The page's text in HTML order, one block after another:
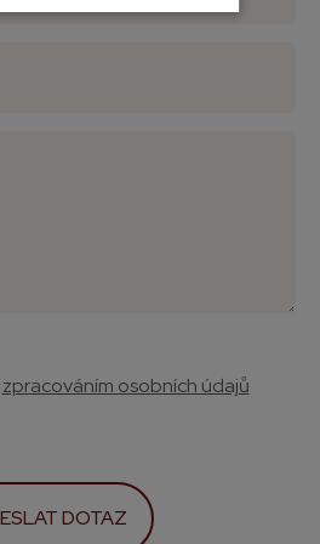
zpracováním osobních údajů